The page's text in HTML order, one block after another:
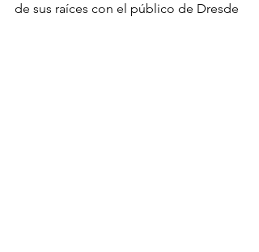
de sus raíces con el público de Dresde